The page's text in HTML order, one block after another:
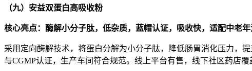
（九）安益双蛋白高吸收粉
核心亮点：酶解小分子肽，低杂质，蓝帽认证，吸收快，适配中老
采用定向酶解技术，将蛋白分解为小分子肽，降低肠胃消化压力，
与CGMP认证，生产车间符合规范。线上平台有售，线下社区药店